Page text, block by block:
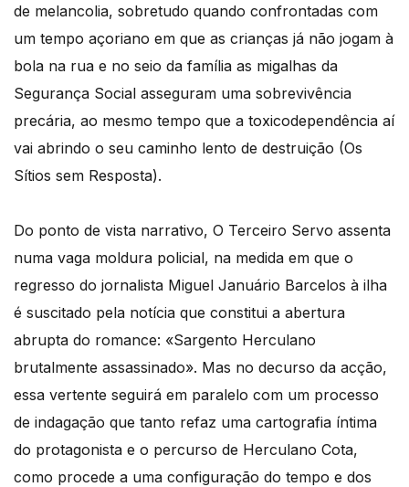
de melancolia, sobretudo quando confrontadas com
um tempo açoriano em que as crianças já não jogam à
bola na rua e no seio da família as migalhas da
Segurança Social asseguram uma sobrevivência
precária, ao mesmo tempo que a toxicodependência aí
vai abrindo o seu caminho lento de destruição (Os
Sítios sem Resposta).
Do ponto de vista narrativo, O Terceiro Servo assenta
numa vaga moldura policial, na medida em que o
regresso do jornalista Miguel Januário Barcelos à ilha
é suscitado pela notícia que constitui a abertura
abrupta do romance: «Sargento Herculano
brutalmente assassinado». Mas no decurso da acção,
essa vertente seguirá em paralelo com um processo
de indagação que tanto refaz uma cartografia íntima
do protagonista e o percurso de Herculano Cota,
como procede a uma configuração do tempo e dos